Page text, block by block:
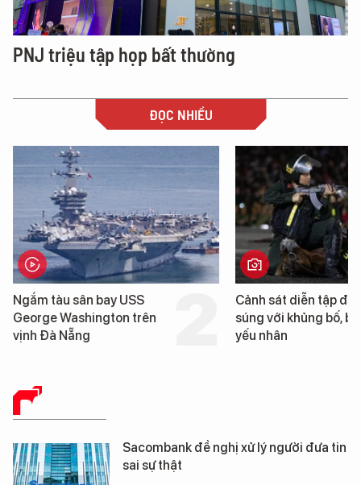
PNJ triệu tập họp bất thường
ĐỌC NHIỀU
Cảnh sát diễn tập đấu
súng với khủng bố, bảo vệ
yếu nhân
Hình ảnh đầu tiên về
tàu sân bay USS
Washington vừa đến
BÁO CHÍ SỐ
Sacombank đề nghị xử lý người đưa tin
sai sự thật